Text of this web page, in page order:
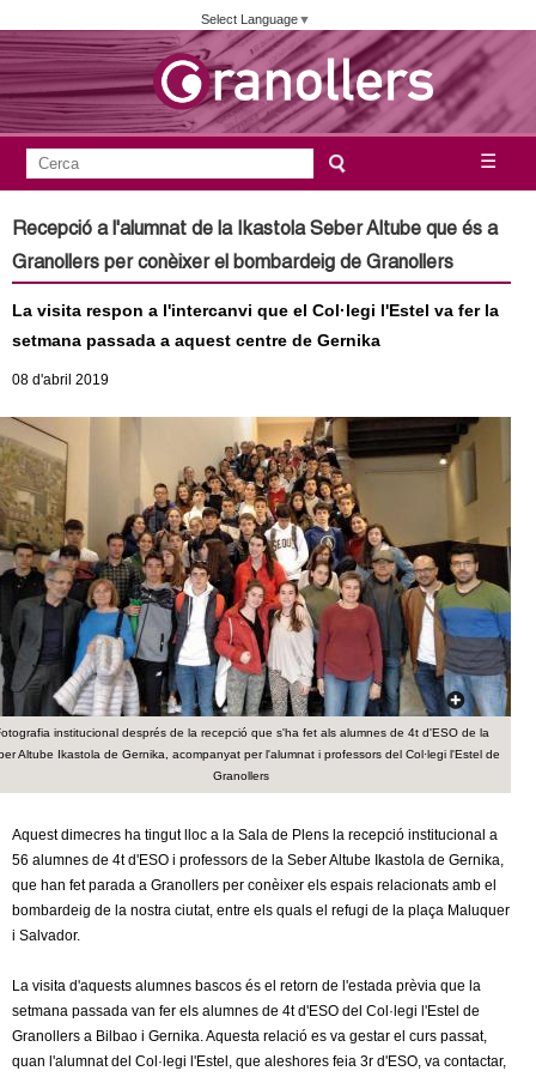
Vés
al
contingut
Select Language▼
u
n
a
m
e
n
d
e
a
n
o
☰
F
m
u
l
a
r
i
d
e
c
e
c
a
e
a
Recepció a l'alumnat de la Ikastola Seber Altube que és a
Granollers per conèixer el bombardeig de Granollers
La visita respon a l'intercanvi que el Col·legi l'Estel va fer la
setmana passada a aquest centre de Gernika
08 d'abril 2019
institucional després de la recepció que s'ha fet als alumnes de 4t d'ESO de la
Altube Ikastola de Gernika, acompanyat per l'alumnat i professors del Col·legi l'Estel de
Granollers
Aquest dimecres ha tingut lloc a la Sala de Plens la recepció institucional a
56 alumnes de 4t d'ESO i professors de la Seber Altube Ikastola de Gernika,
que han fet parada a Granollers per conèixer els espais relacionats amb el
bombardeig de la nostra ciutat, entre els quals el refugi de la plaça Maluquer
i Salvador.
La visita d'aquests alumnes bascos és el retorn de l'estada prèvia que la
setmana passada van fer els alumnes de 4t d'ESO del Col·legi l'Estel de
Granollers a Bilbao i Gernika. Aquesta relació es va gestar el curs passat,
quan l'alumnat del Col·legi l'Estel, que aleshores feia 3r d'ESO, va contactar,